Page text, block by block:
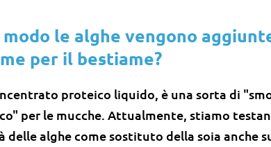
modo le alghe vengono
per il bestiame?
proteico liquido, è una sorta di
per le mucche. Attualmente, stiamo
delle alghe come sostituto della soia anche